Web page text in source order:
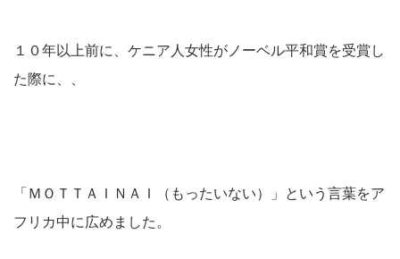
１０年以上前に、ケニア人女性がノーベル平和賞を受賞し
た際に、、
「ＭＯＴＴＡＩＮＡＩ（もったいない）」という言葉をア
フリカ中に広めました。